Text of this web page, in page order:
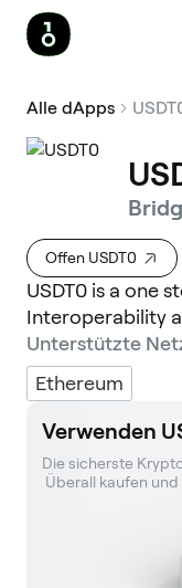
Alle dApps
Offen USDT0
USDT0 is a one
Interoperability
Unterstützte
Ethereum
Verwenden
Die sicherste
Überall kaufen und